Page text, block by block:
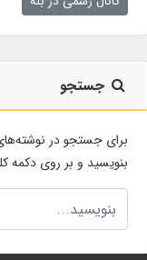
جستجو
برای جستجو در
بنویسید و بر روی دکمه